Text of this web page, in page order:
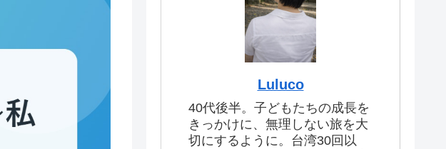
Luluco
40代後半。子どもたちの成長を
きっかけに、無理しない旅を大
切にするように。台湾30回以